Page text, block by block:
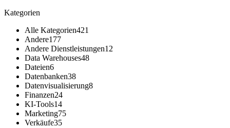
Kategorien
Alle Kategorien421
Andere177
Andere Dienstleistungen12
Data Warehouses48
Dateien6
Datenbanken38
Datenvisualisierung8
Finanzen24
KI-Tools14
Marketing75
Verkäufe35